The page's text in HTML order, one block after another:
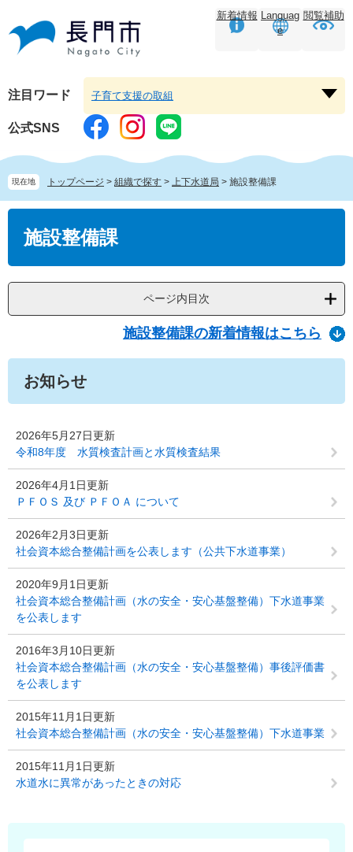
頭
す。
飛
し
本
文
へ
新着情報 Languag
e
閲覧補助
注目ワード
ー
子育て支援の取組
公式SNS
現在地 トップページ > 組織で探す > 上下水道局 > 施設整備課
施設整備課
ページ内目次
施設整備課の新着情報はこちら
お知らせ
2026年5月27日更新
令和8年度 水質検査計画と水質検査結果
2026年4月1日更新
ＰＦＯＳ 及び ＰＦＯＡ について
2026年2月3日更新
社会資本総合整備計画を公表します（公共下水道事業）
2020年9月1日更新
社会資本総合整備計画（水の安全・安心基盤整備）下水道事業
を公表します
2016年3月10日更新
社会資本総合整備計画（水の安全・安心基盤整備）事後評価書
を公表します
2015年11月1日更新
社会資本総合整備計画（水の安全・安心基盤整備）下水道事業
2015年11月1日更新
水道水に異常があったときの対応